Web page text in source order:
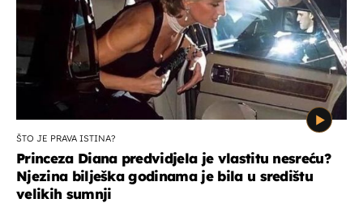
ŠTO JE PRAVA ISTINA?
Princeza Diana predvidjela je vlastitu nesreću?
Njezina bilješka godinama je bila u središtu
velikih sumnji